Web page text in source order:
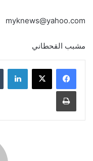
myknews@yahoo.com
مشبب القحطاني
لينكدإن